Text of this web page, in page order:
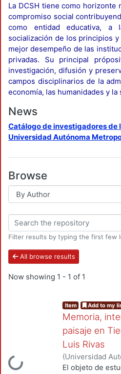
La DCSH tiene como
compromiso social
como entidad educativa,
socialización de los principios
mejor desempeño de las
privadas. Su principal
investigación, difusión y
campos disciplinarios de la
economía, las humanidades y la
News
Catálogo de investigadores de
Universidad Autónoma
Browse
Filter results by typing the first few
All browse results
Now showing 1 - 1 of 1
Loading...
Item Add to my
Memoria,
paisaje en
Luis Rivas
(Universidad
(México).
El objeto de